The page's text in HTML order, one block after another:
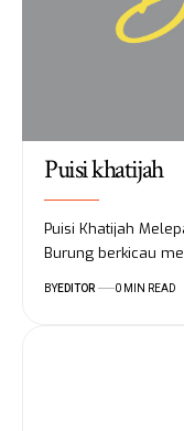
Puisi khatijah
Puisi Khatijah
Burung berkicau
BYEDITOR 0 MIN READ